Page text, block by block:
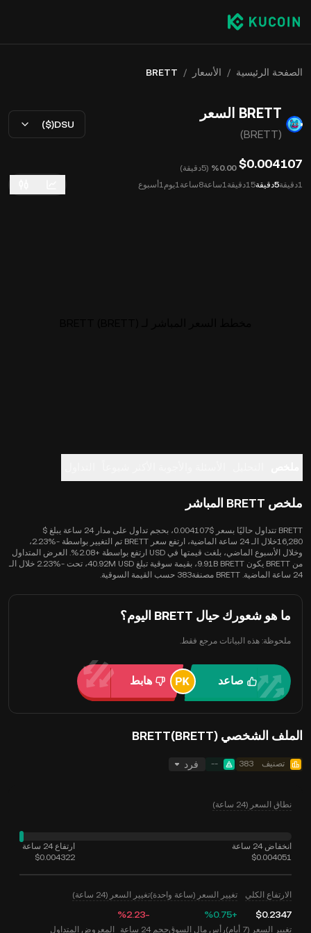
الصفحة الرئيسية / الأسعار /
BRETT
BRETT السعر
(BRETT)
USD($)
$0.004107
‮‭0.00‬%‬
(5دقيقة
)
1دقيقة
5دقيقة 15دقيقة 1ساعة 8ساعة 1يوم 1أسبوع
ملخص BRETT المباشر
BRETT تتداول حاليًا بسعر $0.004107، بحجم تداول على مدار 24 ساعة يبلغ $
16,280خلال الـ 24 ساعة الماضية، ارتفع سعر BRETT تم التغيير بواسطة -‎2.23%،
وخلال الأسبوع الماضي، بلغت قيمتها في USD ارتفع بواسطة +2.08%. العرض المتداول
من BRETT يكون 9.91B BRETT، بقيمة سوقية تبلغ 40.92M USD، تحت -‎2.23% خلال الـ
24 ساعة الماضية. BRETT مصنفة383 حسب القيمة السوقية.
ما هو شعورك حيال BRETT اليوم؟
ملحوظة: هذه البيانات مرجع فقط.
صاعد هابط
الملف الشخصي BRETT(BRETT)
تصنيف 383
-- فرد
نطاق السعر (24 ساعة)
انخفاض 24 ساعة
$0.004051
ارتفاع 24 ساعة
$0.004322
الارتفاع الكلي
$0.2347
تغيير السعر (ساعة واحدة)
‮+‭0.75‬%‬
تغيير السعر (24 ساعة)
‮-‭2.23‬%‬
تغيير السعر (7 أيام) رأس مال السوقحجم 24 ساعة المعروض المتداول